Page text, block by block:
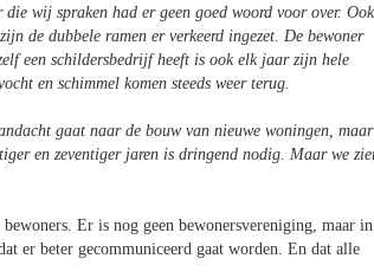
wij spraken had er geen goed woord voor over. Ook
de dubbele ramen er verkeerd ingezet. De bewoner
een schildersbedrijf heeft is ook elk jaar zijn hele
en schimmel komen steeds weer terug.
gaat naar de bouw van nieuwe woningen, maar
en zeventiger jaren is dringend nodig. Maar we
Er is nog geen bewonersvereniging, maar in
er beter gecommuniceerd gaat worden. En dat alle